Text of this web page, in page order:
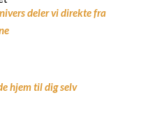
deler vi direkte fra
hjem til dig selv